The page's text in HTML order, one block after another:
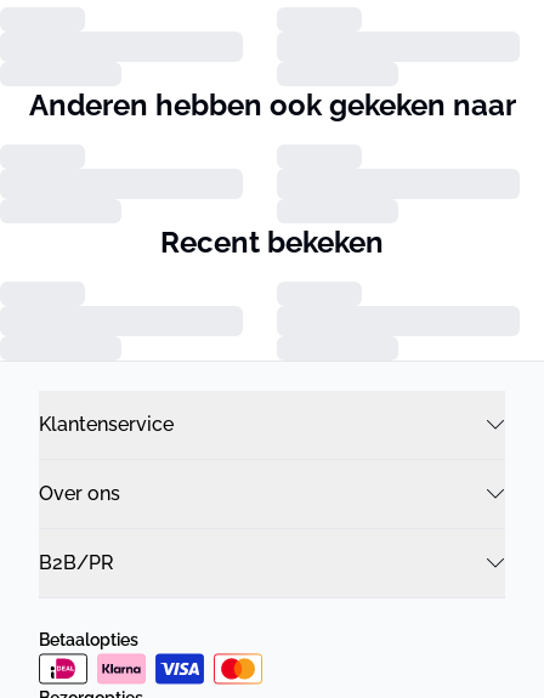
Anderen hebben ook gekeken naar
Recent bekeken
Klantenservice
Over ons
B2B/PR
Betaalopties